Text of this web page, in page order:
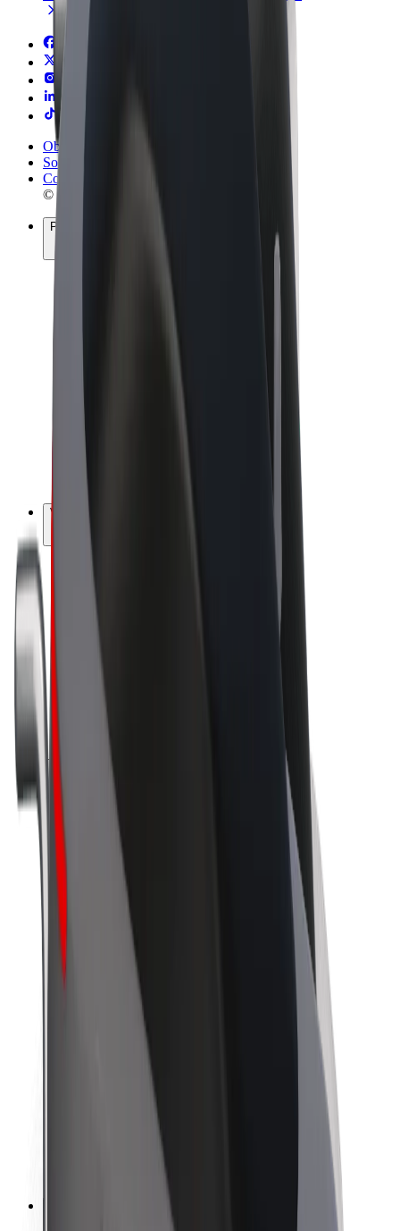
Obchodní podmínky
Soukromí
Cookies
© 2026 Bolt Technology OÜ
Produkty
E-kola
Bolt Plus
Vydělávejte s Boltem
Výdělky řidiče
Franšízy
Kariéra
O společnosti Bolt
Udržitelnost podle Boltu
Tiskové centrum
Pokyny ke značce
Naše poslání
Vztahy s investory